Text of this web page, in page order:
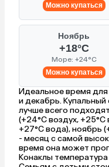
Можно купаться
Ноябрь
+18°C
Море: +24°C
Можно купаться
Идеальное время
и декабрь.
лучше всего
(+24°C воздух,
+27°C вода), ноябрь
- месяц с самой
время она может
Конаклы температура